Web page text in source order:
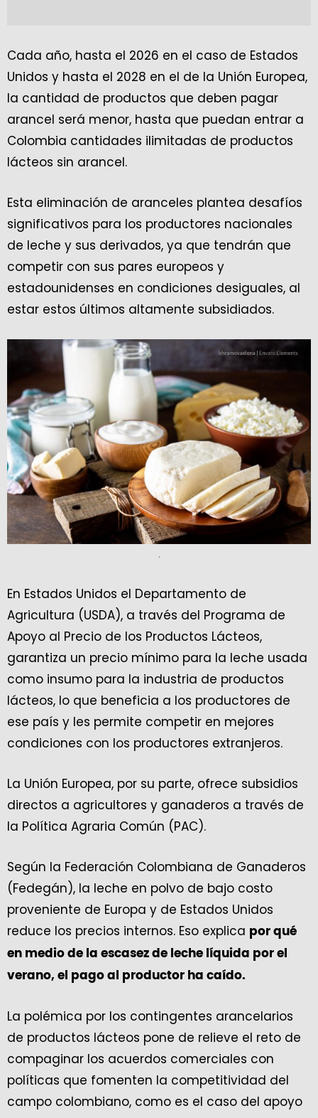
Cada año, hasta el 2026 en el caso de Estados
Unidos y hasta el 2028 en el de la Unión Europea,
la cantidad de productos que deben pagar
arancel será menor, hasta que puedan entrar a
Colombia cantidades ilimitadas de productos
lácteos sin arancel.
Esta eliminación de aranceles plantea desafíos
significativos para los productores nacionales
de leche y sus derivados, ya que tendrán que
competir con sus pares europeos y
estadounidenses en condiciones desiguales, al
estar estos últimos altamente subsidiados.
.
En Estados Unidos el Departamento de
Agricultura (USDA), a través del Programa de
Apoyo al Precio de los Productos Lácteos,
garantiza un precio mínimo para la leche usada
como insumo para la industria de productos
lácteos, lo que beneficia a los productores de
ese país y les permite competir en mejores
condiciones con los productores extranjeros.
La Unión Europea, por su parte, ofrece subsidios
directos a agricultores y ganaderos a través de
la Política Agraria Común (PAC).
Según la Federación Colombiana de Ganaderos
(Fedegán), la leche en polvo de bajo costo
proveniente de Europa y de Estados Unidos
reduce los precios internos. Eso explica por qué
en medio de la escasez de leche líquida por el
verano, el pago al productor ha caído.
La polémica por los contingentes arancelarios
de productos lácteos pone de relieve el reto de
compaginar los acuerdos comerciales con
políticas que fomenten la competitividad del
campo colombiano, como es el caso del apoyo